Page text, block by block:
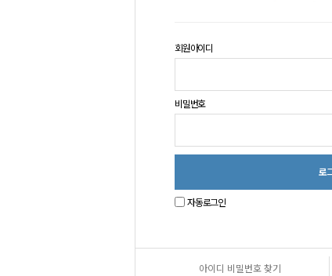
회원아이디
비밀번호
자동로그인
아이디 비밀번호 찾기